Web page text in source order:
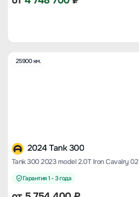
25900 км.
2024 Tank 300
Tank 300 2023 model 2.0T Iron Cavalry 02
Гарантия 1 - 3 года